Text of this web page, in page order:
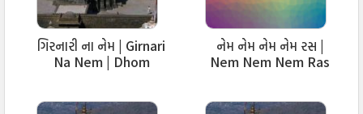
बेठे थे जैसे राजुल के आत्म कमलमे
वैसे ही बेठ जाना हमारे जीवनमें
सेवककी अरज सुणी तुं उगारातुं
ગિરનારી ના નેમ | Girnari
Na Nem | Dhom
નેમ નેમ નેમ નેમ રસ |
Nem Nem Nem Ras